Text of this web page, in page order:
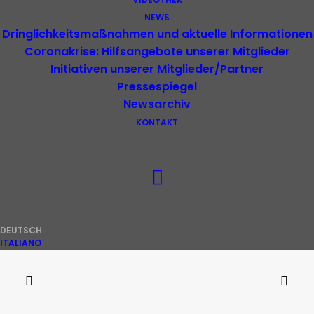
NEWS
Dringlichkeitsmaßnahmen und aktuelle Informationen
Coronakrise: Hilfsangebote unserer Mitglieder
Initiativen unserer Mitglieder/Partner
Pressespiegel
Newsarchiv
KONTAKT
DEUTSCH
ITALIANO